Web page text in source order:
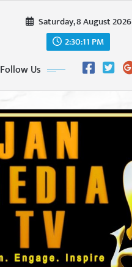
Saturday, 8 August 2026
2:30:13 PM
Follow Us